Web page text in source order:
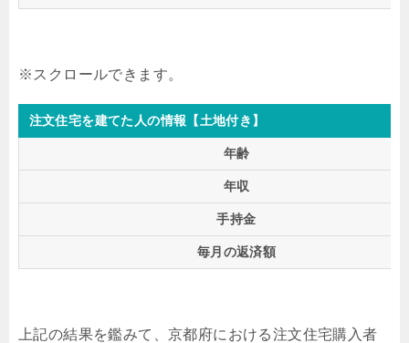
注文住宅を建てた人の情報【土地付き】
年齢
年収
手持金
毎月の返済額
上記の結果を鑑みて、京都府における注文住宅購入者